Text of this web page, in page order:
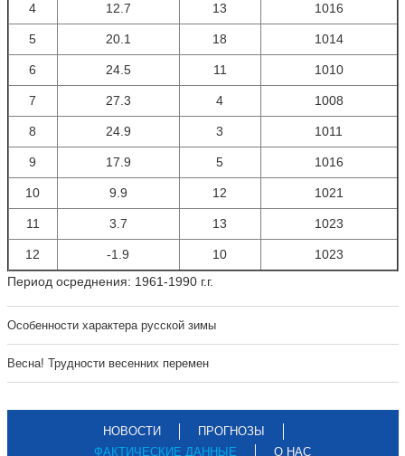
4 12.7 13 1016
5 20.1 18 1014
6 24.5 11 1010
7 27.3 4 1008
8 24.9 3 1011
9 17.9 5 1016
10 9.9 12 1021
11 3.7 13 1023
12 -1.9 10
1023
Период осреднения: 1961-1990 г.г.
Особенности характера русской зимы
Весна! Трудности весенних перемен
НОВОСТИ
ПРОГНОЗЫ
ФАКТИЧЕСКИЕ ДАННЫЕ
О НАС